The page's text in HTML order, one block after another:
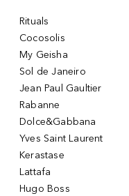
Rituals
Cocosolis
My Geisha
Sol de Janeiro
Jean Paul Gaultier
Rabanne
Dolce&Gabbana
Yves Saint Laurent
Kerastase
Lattafa
Hugo Boss